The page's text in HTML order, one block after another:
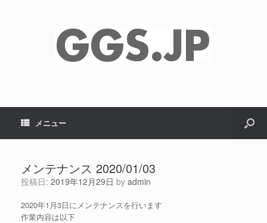
メニュー
メンテナンス 2020/01/03
投稿日: 2019年12月29日 by admin
2020年1月3日にメンテナンスを行います
作業内容は以下